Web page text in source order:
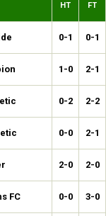
HT FT
0-1 0-1
1-0 2-1
0-2 2-2
0-0 2-1
2-0 2-0
FC 0-0 3-0